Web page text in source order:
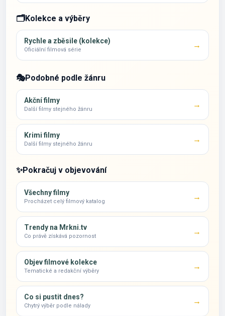
🗂️Kolekce a výběry
Rychle a zběsile (kolekce)
Oficiální filmová série →
🎭Podobné podle žánru
Akční filmy
Další filmy stejného žánru →
Krimi filmy
Další filmy stejného žánru →
✨Pokračuj v objevování
Všechny filmy
Procházet celý filmový katalog →
Trendy na Mrkni.tv
Co právě získává pozornost →
Objev filmové kolekce
Tematické a redakční výběry →
Co si pustit dnes?
Chytrý výběr podle nálady →